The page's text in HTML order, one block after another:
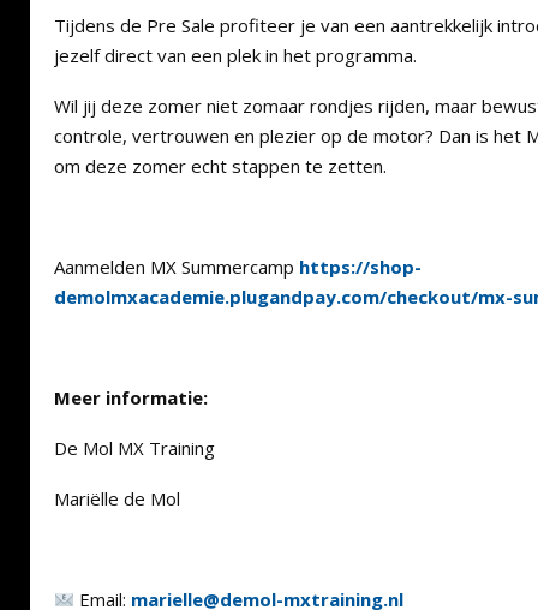
Tijdens de Pre Sale profiteer je van een aantrekkelijk
jezelf direct van een plek in het programma.
Wil jij deze zomer niet zomaar rondjes rijden, maar
controle, vertrouwen en plezier op de motor? Dan is het
om deze zomer echt stappen te zetten.
Aanmelden MX Summercamp https://shop-
demolmxacademie.plugandpay.com/checkout/mx-
Meer informatie:
De Mol MX Training
Mariëlle de Mol
Email: marielle@demol-mxtraining.nl